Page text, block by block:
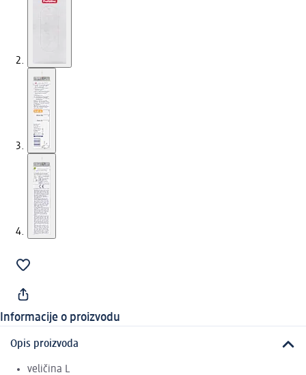
Informacije o proizvodu
Opis proizvoda
veličina L